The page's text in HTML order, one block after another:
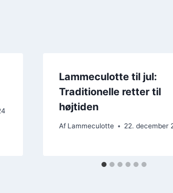
Lammeculotte til jul:
Traditionelle retter til
højtiden
Af Lammeculotte 22. december